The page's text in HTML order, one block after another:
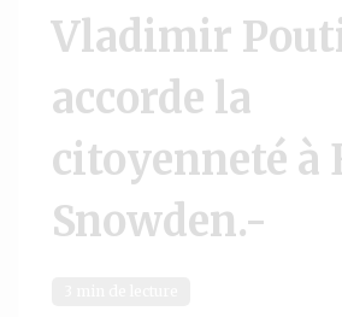
Vladimir
accorde la
citoyenneté à
Snowden.-